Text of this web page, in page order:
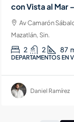
con Vista al Mar
Av Camarón
Mazatlán, Sin.
2 2 87
DEPARTAMENTOS EN
Daniel Ramírez